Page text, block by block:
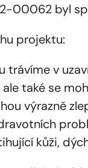
00062 byl
projektu:
trávíme v
ale také se
výrazně
kůži,